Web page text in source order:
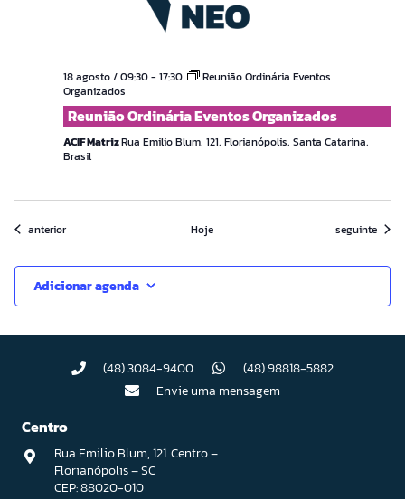
18 agosto / 09:30- 17:30
Reunião Ordinária Eventos
Organizados
Reunião Ordinária Eventos Organizados
ACIF MatrizRua Emilio Blum, 121, Florianópolis, Santa Catarina,
Brasil
Eventos
anterior Hoje Eventos
seguinte
Adicionar agenda
(48) 3084-9400
(48) 98818-5882
Envie uma mensagem
Centro
Rua Emilio Blum, 121. Centro –
Florianópolis – SC
CEP: 88020-010